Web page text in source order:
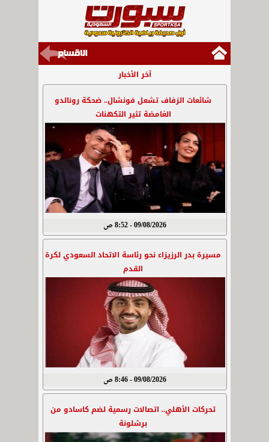
آخر الأخبار
شائعات الزفاف تشعل فونشال.. ضحكة رونالدو
الغامضة تثير التكهنات
09/08/2026 - 8:52 ص
مسيرة بدر الرزيزاء نحو رئاسة الاتحاد السعودي لكرة
القدم
09/08/2026 - 8:46 ص
تحركات الأهلي.. اتصالات رسمية لضم كاسادو من
برشلونة